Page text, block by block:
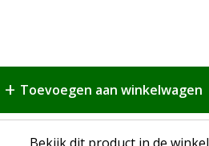
Toevoegen aan winkelwagen
Bekijk dit product in de winkel